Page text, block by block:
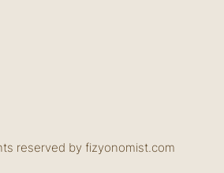
reserved by fizyonomist.com